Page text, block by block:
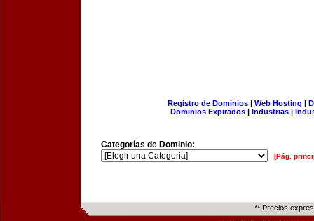
Registro de Dominios| Web Hosting |
Dominios Expirados | Industrias |
Categorías de Dominio:
[Pág.
** Precios